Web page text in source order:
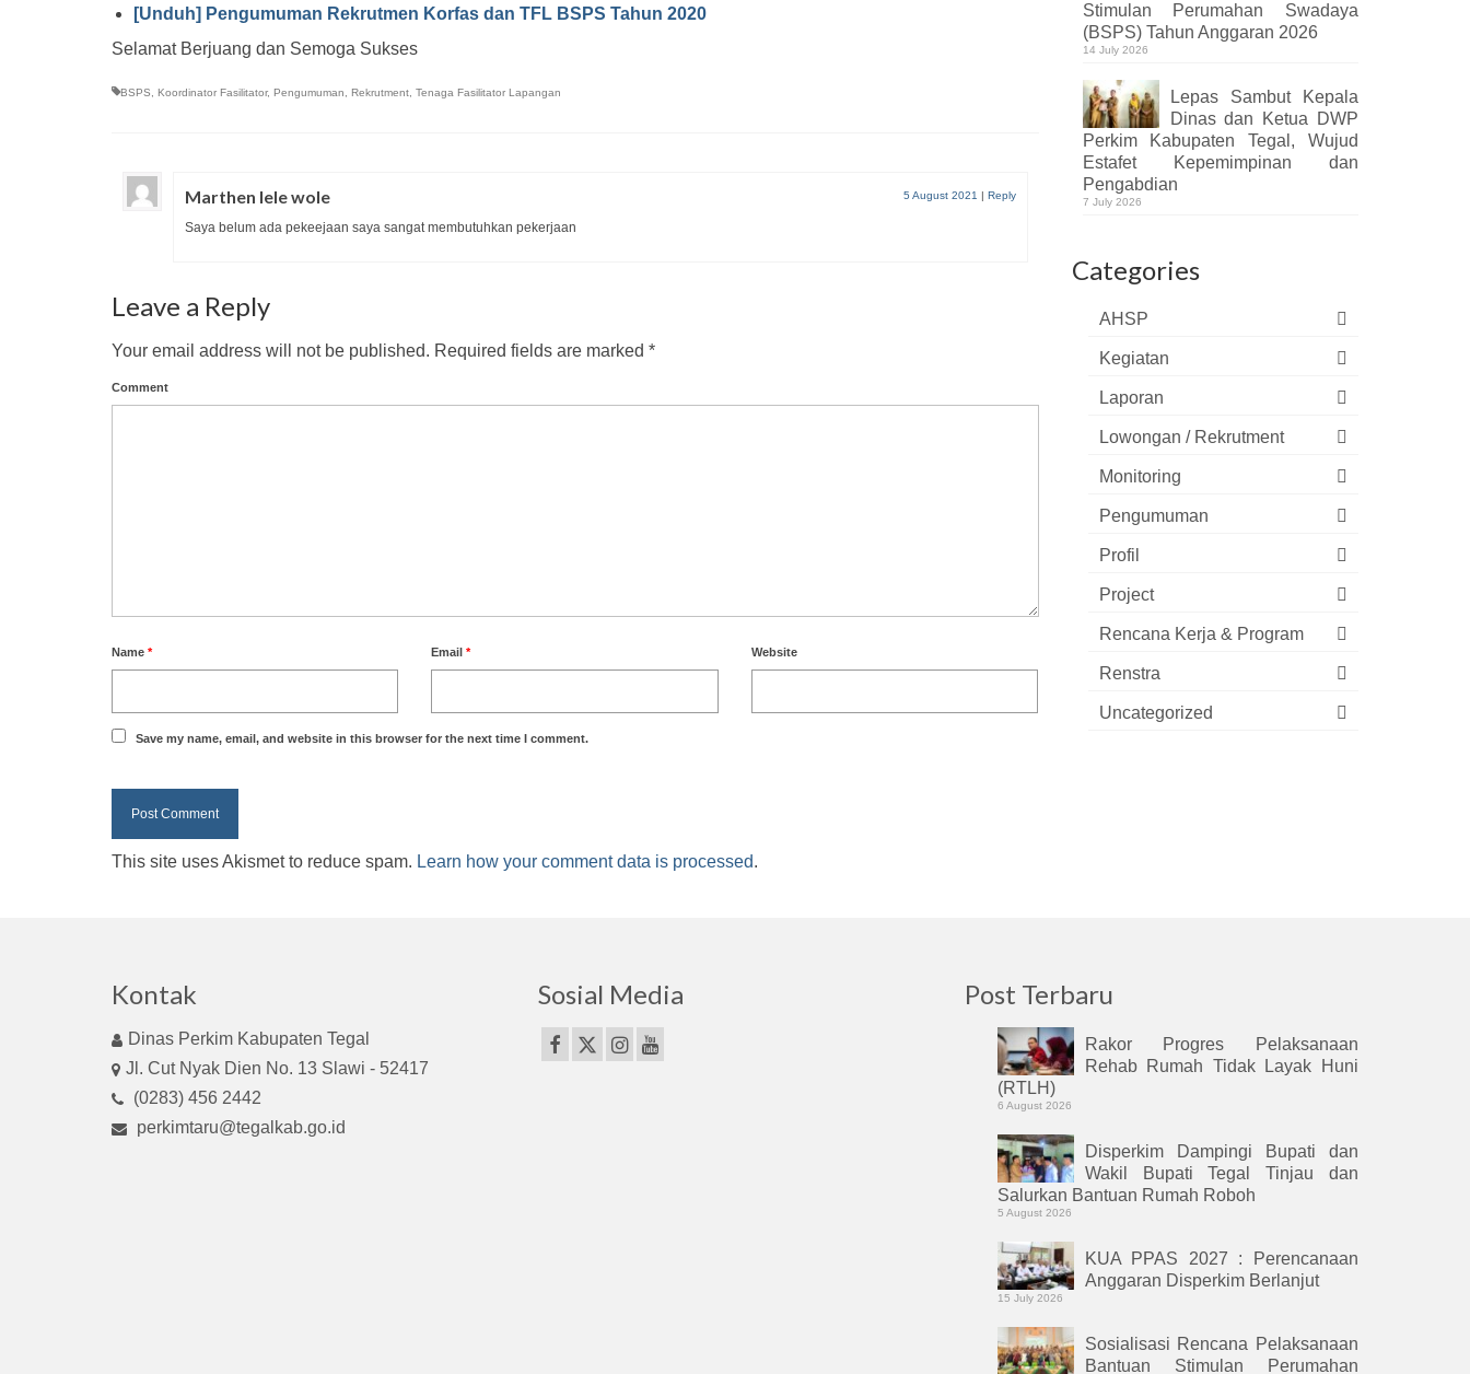
[Unduh] Pengumuman Rekrutmen Korfas dan TFL BSPS Tahun 2020
Selamat Berjuang dan Semoga Sukses
BSPS Koordinator Fasilitator, Pengumuman Rekrutment Tenaga Fasilitator Lapangan
Marthen lele wole 5 August 2021 | Reply
Saya belum ada pekeejaan saya sangat membutuhkan pekerjaan
Leave a Reply
Your email address will not be published. Required fields are marked *
Comment
Name * Email* Website
Save my name, email, and website in this browser for the next time I comment.
This site uses Akismet to reduce spam. Learn how your comment data is processed.
Stimulan Perumahan Swadaya
(BSPS) Tahun Anggaran 2026
14 July 2026
Lepas Sambut Kepala
Dinas dan Ketua DWP
Perkim Kabupaten Tegal, Wujud
Estafet Kepemimpinan dan
Pengabdian
7 July 2026
Categories
AHSP
Kegiatan
Laporan
Lowongan / Rekrutment
Monitoring
Pengumuman
Profil
Project
Rencana Kerja & Program
Renstra
Uncategorized
Kontak
Dinas Perkim Kabupaten Tegal
Jl. Cut Nyak Dien No. 13 Slawi - 52417
(0283) 456 2442
perkimtaru@tegalkab.go.id
Sosial Media Post Terbaru
Rakor Progres Pelaksanaan
Rehab Rumah Tidak Layak Huni
(RTLH)
6 August 2026
Disperkim Dampingi Bupati dan
Wakil Bupati Tegal Tinjau dan
Salurkan Bantuan Rumah Roboh
5 August 2026
KUA PPAS 2027 : Perencanaan
Anggaran Disperkim Berlanjut
15 July 2026
Sosialisasi Rencana Pelaksanaan
Bantuan Stimulan Perumahan